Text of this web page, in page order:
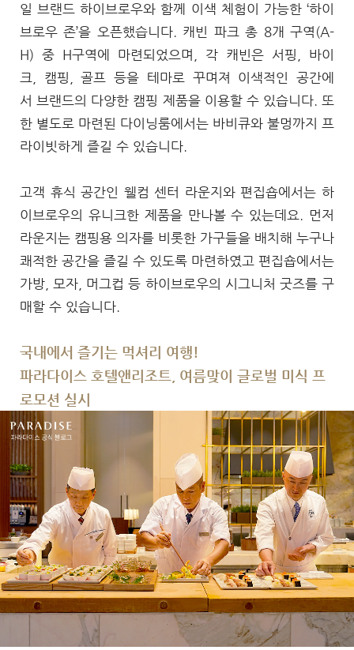
일 브랜드 하이브로우와 함께 이색 체험이 가능한 ‘하이
브로우 존’을 오픈했습니다. 캐빈 파크 총 8개 구역(A-
H) 중 H구역에 마련되었으며, 각 캐빈은 서핑, 바이
크, 캠핑, 골프 등을 테마로 꾸며져 이색적인 공간에
서 브랜드의 다양한 캠핑 제품을 이용할 수 있습니다. 또
한 별도로 마련된 다이닝룸에서는 바비큐와 불멍까지 프
라이빗하게 즐길 수 있습니다.
고객 휴식 공간인 웰컴 센터 라운지와 편집숍에서는 하
이브로우의 유니크한 제품을 만나볼 수 있는데요. 먼저
라운지는 캠핑용 의자를 비롯한 가구들을 배치해 누구나
쾌적한 공간을 즐길 수 있도록 마련하였고 편집숍에서는
가방, 모자, 머그컵 등 하이브로우의 시그니처 굿즈를 구
매할 수 있습니다.
국내에서 즐기는 먹셔리 여행!
파라다이스 호텔앤리조트, 여름맞이 글로벌 미식 프
로모션 실시